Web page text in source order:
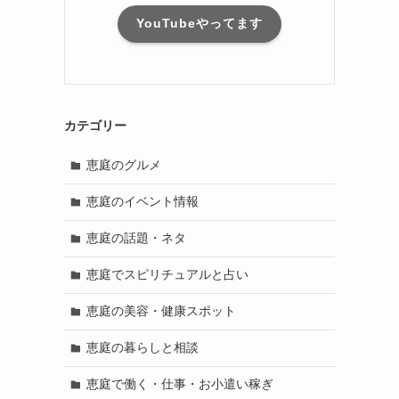
YouTubeやってます
カテゴリー
恵庭のグルメ
恵庭のイベント情報
恵庭の話題・ネタ
恵庭でスピリチュアルと占い
恵庭の美容・健康スポット
恵庭の暮らしと相談
恵庭で働く・仕事・お小遣い稼ぎ